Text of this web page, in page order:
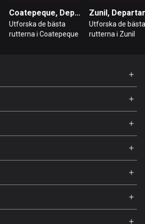
Coatepeque, Departamento de Quetzaltenango
Utforska de bästa
rutterna i Coatepeque
Utforska de bästa
rutterna i Zunil